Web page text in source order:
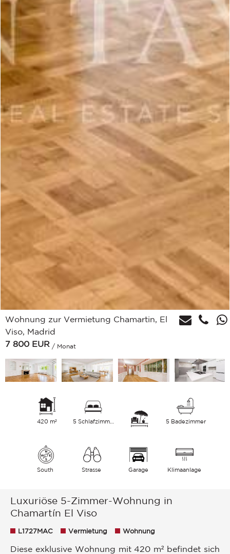
Wohnung zur Vermietung Chamartin, El
Viso, Madrid
7 800 EUR / Monat
420 m² 5 Schlafzimmer 5 Badezimmer
South Strasse Garage Klimaanlage
Luxuriöse 5-Zimmer-Wohnung in
Chamartín El Viso
L1727MAC Vermietung Wohnung
Diese exklusive Wohnung mit 420 m² befindet sich